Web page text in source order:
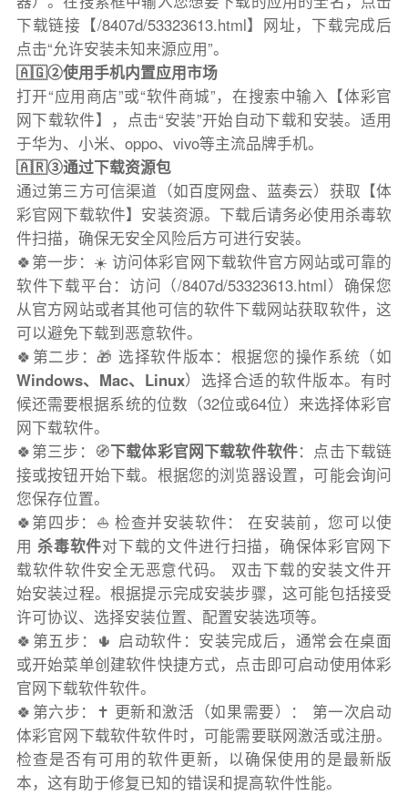
下载链接【/8407d/53323613.html】网址，下载完成后
点击“允许安装未知来源应用”。
🇦🇬②使用手机内置应用市场
打开“应用商店”或“软件商城”，在搜索中输入【体彩官
网下载软件】，点击“安装”开始自动下载和安装。适用
于华为、小米、oppo、vivo等主流品牌手机。
🇦🇷③通过下载资源包
通过第三方可信渠道（如百度网盘、蓝奏云）获取【体
彩官网下载软件】安装资源。下载后请务必使用杀毒软
件扫描，确保无安全风险后方可进行安装。
🍀第一步：☀️ 访问体彩官网下载软件官方网站或可靠的
软件下载平台：访问（/8407d/53323613.html）确保您
从官方网站或者其他可信的软件下载网站获取软件，这
可以避免下载到恶意软件。
🍀第二步：🎁 选择软件版本：根据您的操作系统（如
Windows、Mac、Linux）选择合适的软件版本。有时
候还需要根据系统的位数（32位或64位）来选择体彩官
网下载软件。
🍀第三步：🧭下载体彩官网下载软件软件：点击下载链
接或按钮开始下载。根据您的浏览器设置，可能会询问
您保存位置。
🍀第四步：⛵️ 检查并安装软件： 在安装前，您可以使
用杀毒软件对下载的文件进行扫描，确保体彩官网下
载软件软件安全无恶意代码。 双击下载的安装文件开
始安装过程。根据提示完成安装步骤，这可能包括接受
许可协议、选择安装位置、配置安装选项等。
🍀第五步：🌵 启动软件：安装完成后，通常会在桌面
或开始菜单创建软件快捷方式，点击即可启动使用体彩
官网下载软件软件。
🍀第六步：✝️ 更新和激活（如果需要）： 第一次启动
体彩官网下载软件软件时，可能需要联网激活或注册。
检查是否有可用的软件更新，以确保使用的是最新版
本，这有助于修复已知的错误和提高软件性能。